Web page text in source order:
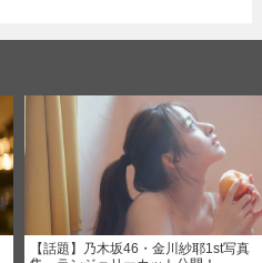
【話題】乃木坂46・金川紗耶1st写真